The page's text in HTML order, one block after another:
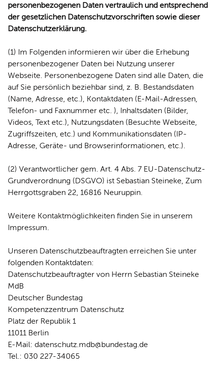
personenbezogenen Daten vertraulich und entsprechend
der gesetzlichen Datenschutzvorschriften sowie dieser
Datenschutzerklärung.
(1) Im Folgenden informieren wir über die Erhebung
personenbezogener Daten bei Nutzung unserer
Webseite. Personenbezogene Daten sind alle Daten, die
auf Sie persönlich beziehbar sind, z. B. Bestandsdaten
(Name, Adresse, etc.), Kontaktdaten (E-Mail-Adressen,
Telefon- und Faxnummer etc. ), Inhaltsdaten (Bilder,
Videos, Text etc.), Nutzungsdaten (Besuchte Webseite,
Zugriffszeiten, etc.) und Kommunikationsdaten (IP-
Adresse, Geräte- und Browserinformationen, etc.).
(2) Verantwortlicher gem. Art. 4 Abs. 7 EU-Datenschutz-
Grundverordnung (DSGVO) ist Sebastian Steineke, Zum
Herrgottsgraben 22, 16816 Neuruppin.
Weitere Kontaktmöglichkeiten finden Sie in unserem
Impressum.
Unseren Datenschutzbeauftragten erreichen Sie unter
folgenden Kontaktdaten:
Datenschutzbeauftragter von Herrn Sebastian Steineke
MdB
Deutscher Bundestag
Kompetenzzentrum Datenschutz
Platz der Republik 1
11011 Berlin
E-Mail: datenschutz.mdb@bundestag.de
Tel.: 030 227-34065